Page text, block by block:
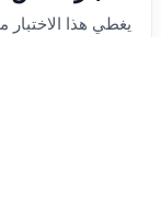
يغطي هذا